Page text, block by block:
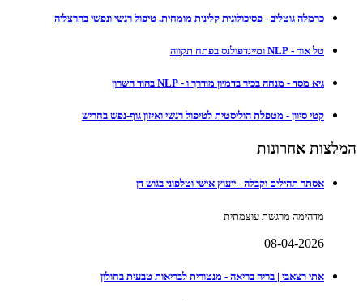
כרמלה גוטליב - פסיכולוגית קלינית מומחית. טיפול רגשי ונפשי בהרצליה
טל אור - NLP ומיינדפולנס בפתח תקווה
גיא מסד - מנחה בכיר בדמיון מודרך ו - NLP בהוד השרון
קטי סיוון - מטפלת הוליסטית לטיפול רגשי ואיזון גוף-נפש בחריש
המלצות אחרונות
אסתר תהילים וקבלה - ייעוץ אישי וטלפוני בגוש דן
מדהימה מרגשת עוצמתית
08-04-2026
אתי רצאבי | בריה בריאה - מנטורית לבריאות טבעית בחולון